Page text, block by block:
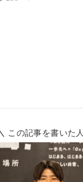
この記事を書いた人